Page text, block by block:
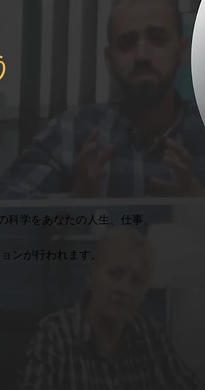
学をあなたの人生、仕事、
が行われます。